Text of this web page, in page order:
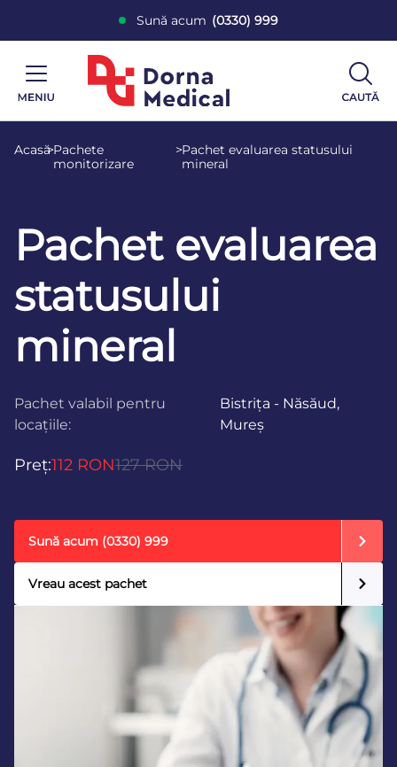
Sună acum (0330) 999
Acasă>Pachete
monitorizare
>Pachet evaluarea statusului
mineral
Pachet evaluarea
statusului
mineral
Pachet valabil pentru
locațiile:
Bistrița - Năsăud,
Mureș
Preț:112 RON127 RON
Sună acum (0330) 999
Vreau acest pachet